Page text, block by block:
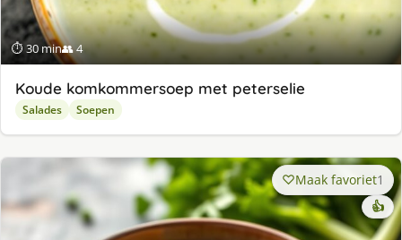
⏱ 30 min👥 4
Koude komkommersoep met peterselie
Salades Soepen
Maak favoriet1
👍